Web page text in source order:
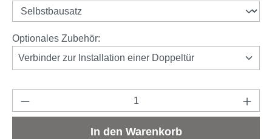
Optionales Zubehör:
Verbinder zur Installation einer Doppeltür
Produkt Anzahl: Gib den gewünschten
In den Warenkorb